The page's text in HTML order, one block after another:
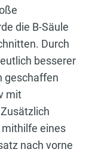
die B-Säule
Durch
besserer
geschaffen
mit
eines
nach vorne